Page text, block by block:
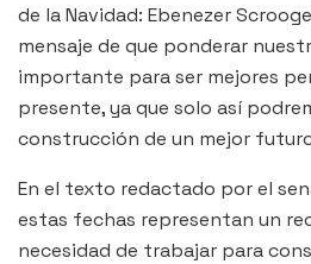
de la Navidad: Ebenezer
mensaje de que ponderar
importante para ser mejores
presente, ya que solo así
construcción de un mejor
En el texto redactado por el
estas fechas representan un
necesidad de trabajar para